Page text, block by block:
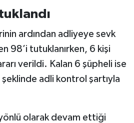
ardından adliyeye sevk
98’i tutuklanırken, 6 kişi
verildi. Kalan 6 şüpheli ise
şeklinde adli kontrol şartıyla
olarak devam ettiği